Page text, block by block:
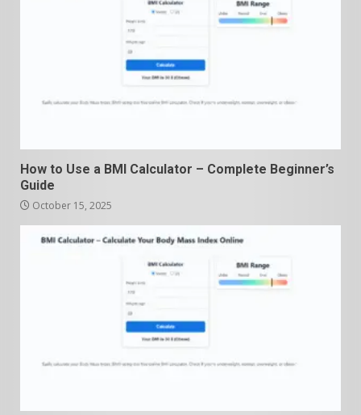
How to Use a BMI Calculator – Complete Beginner’s
Guide
October 15, 2025